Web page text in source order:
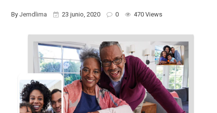
By Jemdlima 23 junio, 2020 0 470 Views